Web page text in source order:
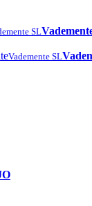
SL
Vademente SL